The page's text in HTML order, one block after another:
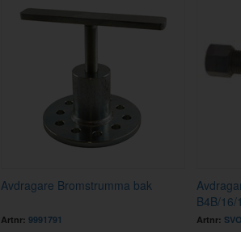
Avdragare Bromstrumma bak
Artnr: 9991791
B4B/16/
Artnr: